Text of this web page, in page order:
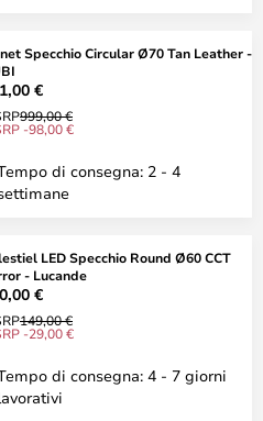
Specchio Circular Ø70 Tan Leather -
€
999,00 €
-98,00 €
di consegna: 2 - 4
LED Specchio Round Ø60 CCT
- Lucande
€
149,00 €
-29,00 €
di consegna: 4 - 7 giorni